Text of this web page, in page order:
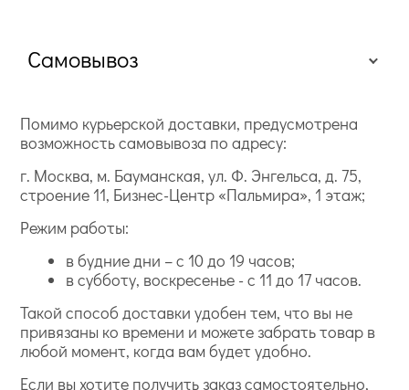
Самовывоз
Помимо курьерской доставки, предусмотрена
возможность самовывоза по адресу:
г. Москва, м. Бауманская, ул. Ф. Энгельса, д. 75,
строение 11, Бизнес-Центр «Пальмира», 1 этаж;
Режим работы:
в будние дни – с 10 до 19 часов;
в субботу, воскресенье - с 11 до 17 часов.
Такой способ доставки удобен тем, что вы не
привязаны ко времени и можете забрать товар в
любой момент, когда вам будет удобно.
Если вы хотите получить заказ самостоятельно,